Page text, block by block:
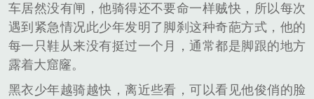
车居然没有闸，他骑得还不要命一样贼快，所以每次
遇到紧急情况此少年发明了脚刹这种奇葩方式，他的
每一只鞋从来没有挺过一个月，通常都是脚跟的地方
露着大窟窿。
黑衣少年越骑越快，离近些看，可以看见他俊俏的脸